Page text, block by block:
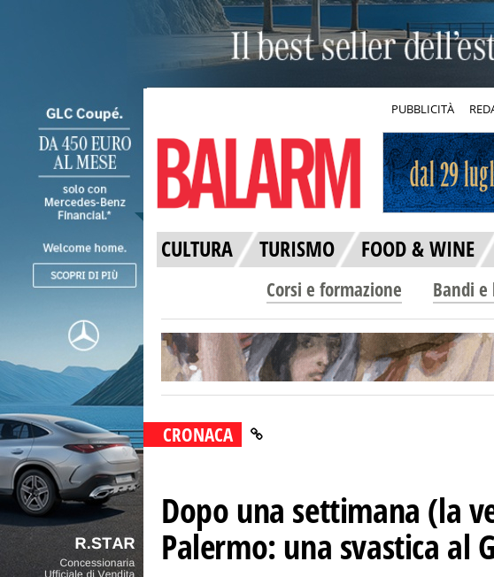
PUBBLICITÀ
CULTURA TURISMO FOOD & WINE
Corsi e formazione Bandi
CRONACA
Dopo una settimana (la
Palermo: una svastica al